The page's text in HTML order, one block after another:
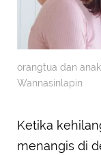
orangtua dan
Wannasinlapin
Ketika
menangis di